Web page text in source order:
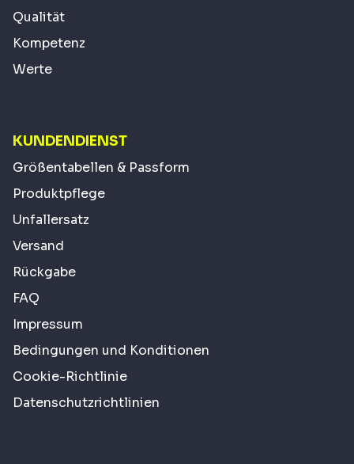
Qualität
Kompetenz
Werte
KUNDENDIENST
Größentabellen & Passform
Produktpflege
Unfallersatz
Versand
Rückgabe
FAQ
Impressum
Bedingungen und Konditionen
Cookie-Richtlinie
Datenschutzrichtlinien